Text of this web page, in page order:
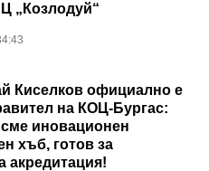
„Козлодуй“
Киселков официално е
на КОЦ-Бургас:
сме иновационен
хъб, готов за
акредитация!